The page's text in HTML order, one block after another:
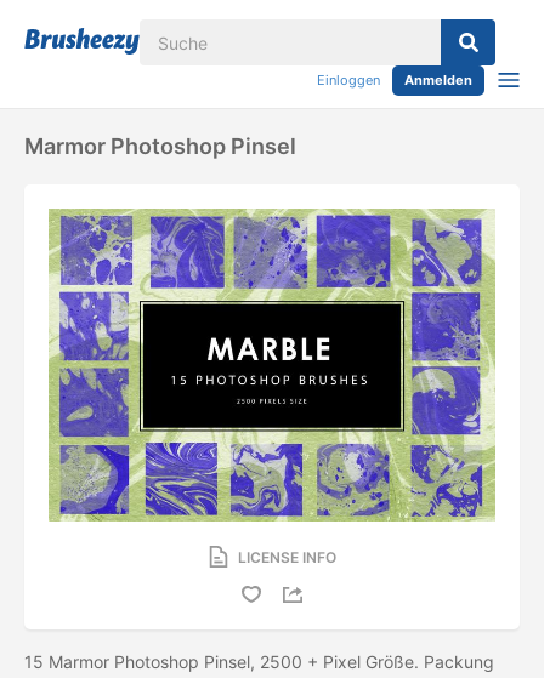
Einloggen Anmelden
Marmor Photoshop Pinsel
LICENSE INFO
15 Marmor Photoshop Pinsel, 2500 + Pixel Größe. Packung